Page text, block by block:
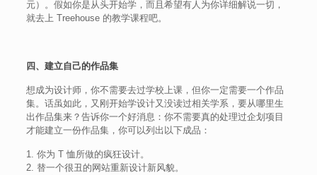
元）。假如你是从头开始学，而且希望有人为你详细解说一切，
就去上 Treehouse 的教学课程吧。
四、建立自己的作品集
想成为设计师，你不需要去过学校上课，但你一定需要一个作品
集。话虽如此，又刚开始学设计又没读过相关学系，要从哪里生
出作品集来？告诉你一个好消息：你不需要真的处理过企划项目
才能建立一份作品集，你可以列出以下成品：
1. 你为 T 恤所做的疯狂设计。
2. 替一个很丑的网站重新设计新风貌。